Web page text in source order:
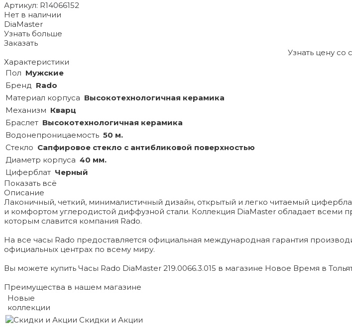
Артикул: R14066152
Нет в наличии
DiaMaster
Узнать больше
Заказать
Узнать цену со
Характеристики
Пол Мужские
Бренд Rado
Материал корпуса Высокотехнологичная керамика
Механизм Кварц
Браслет Высокотехнологичная керамика
Водонепроницаемость 50 м.
Стекло Сапфировое стекло с антибликовой поверхностью
Диаметр корпуса 40 мм.
Циферблат Черный
Показать всё
Описание
Лаконичный, четкий, минималистичный дизайн, открытый и легко читаемый
и комфортом углеродистой диффузной стали. Коллекция DiaMaster обладает
которым славится компания Rado.
На все часы Rado предоставляется официальная международная гарантия
официальных центрах по всему миру.
Вы можете купить Часы Rado DiaMaster 219.0066.3.015 в магазине Новое Время в
Преимущества в нашем магазине
Новые
коллекции
Скидки и Акции